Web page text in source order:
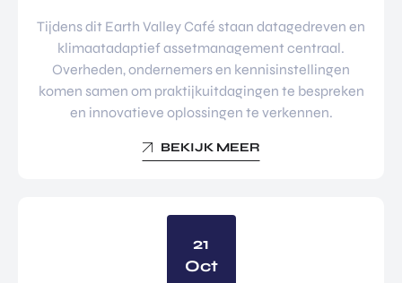
Tijdens dit Earth Valley Café staan datagedreven en
klimaatadaptief assetmanagement centraal.
Overheden, ondernemers en kennisinstellingen
komen samen om praktijkuitdagingen te bespreken
en innovatieve oplossingen te verkennen.
BEKIJK MEER
21
Oct